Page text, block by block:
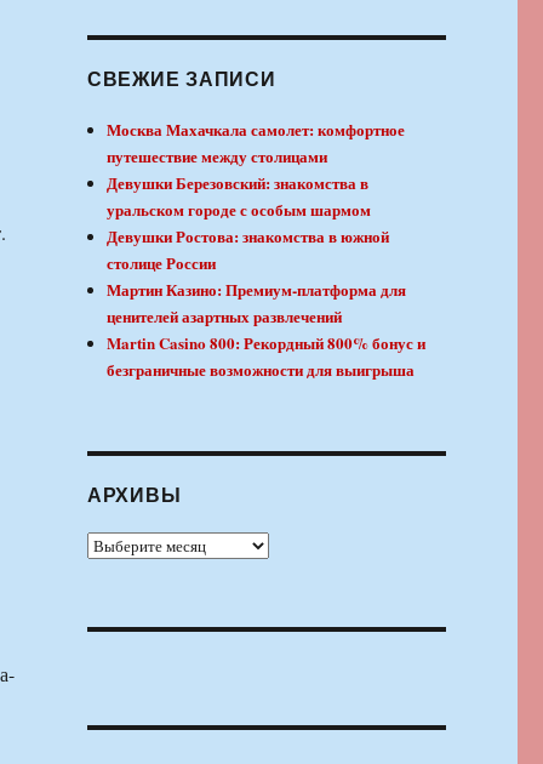
СВЕЖИЕ ЗАПИСИ
Москва Махачкала самолет: комфортное
путешествие между столицами
Девушки Березовский: знакомства в
уральском городе с особым шармом
Девушки Ростова: знакомства в южной
столице России
Мартин Казино: Премиум-платформа для
ценителей азартных развлечений
Martin Casino 800: Рекордный 800% бонус и
безграничные возможности для выигрыша
АРХИВЫ
Архивы